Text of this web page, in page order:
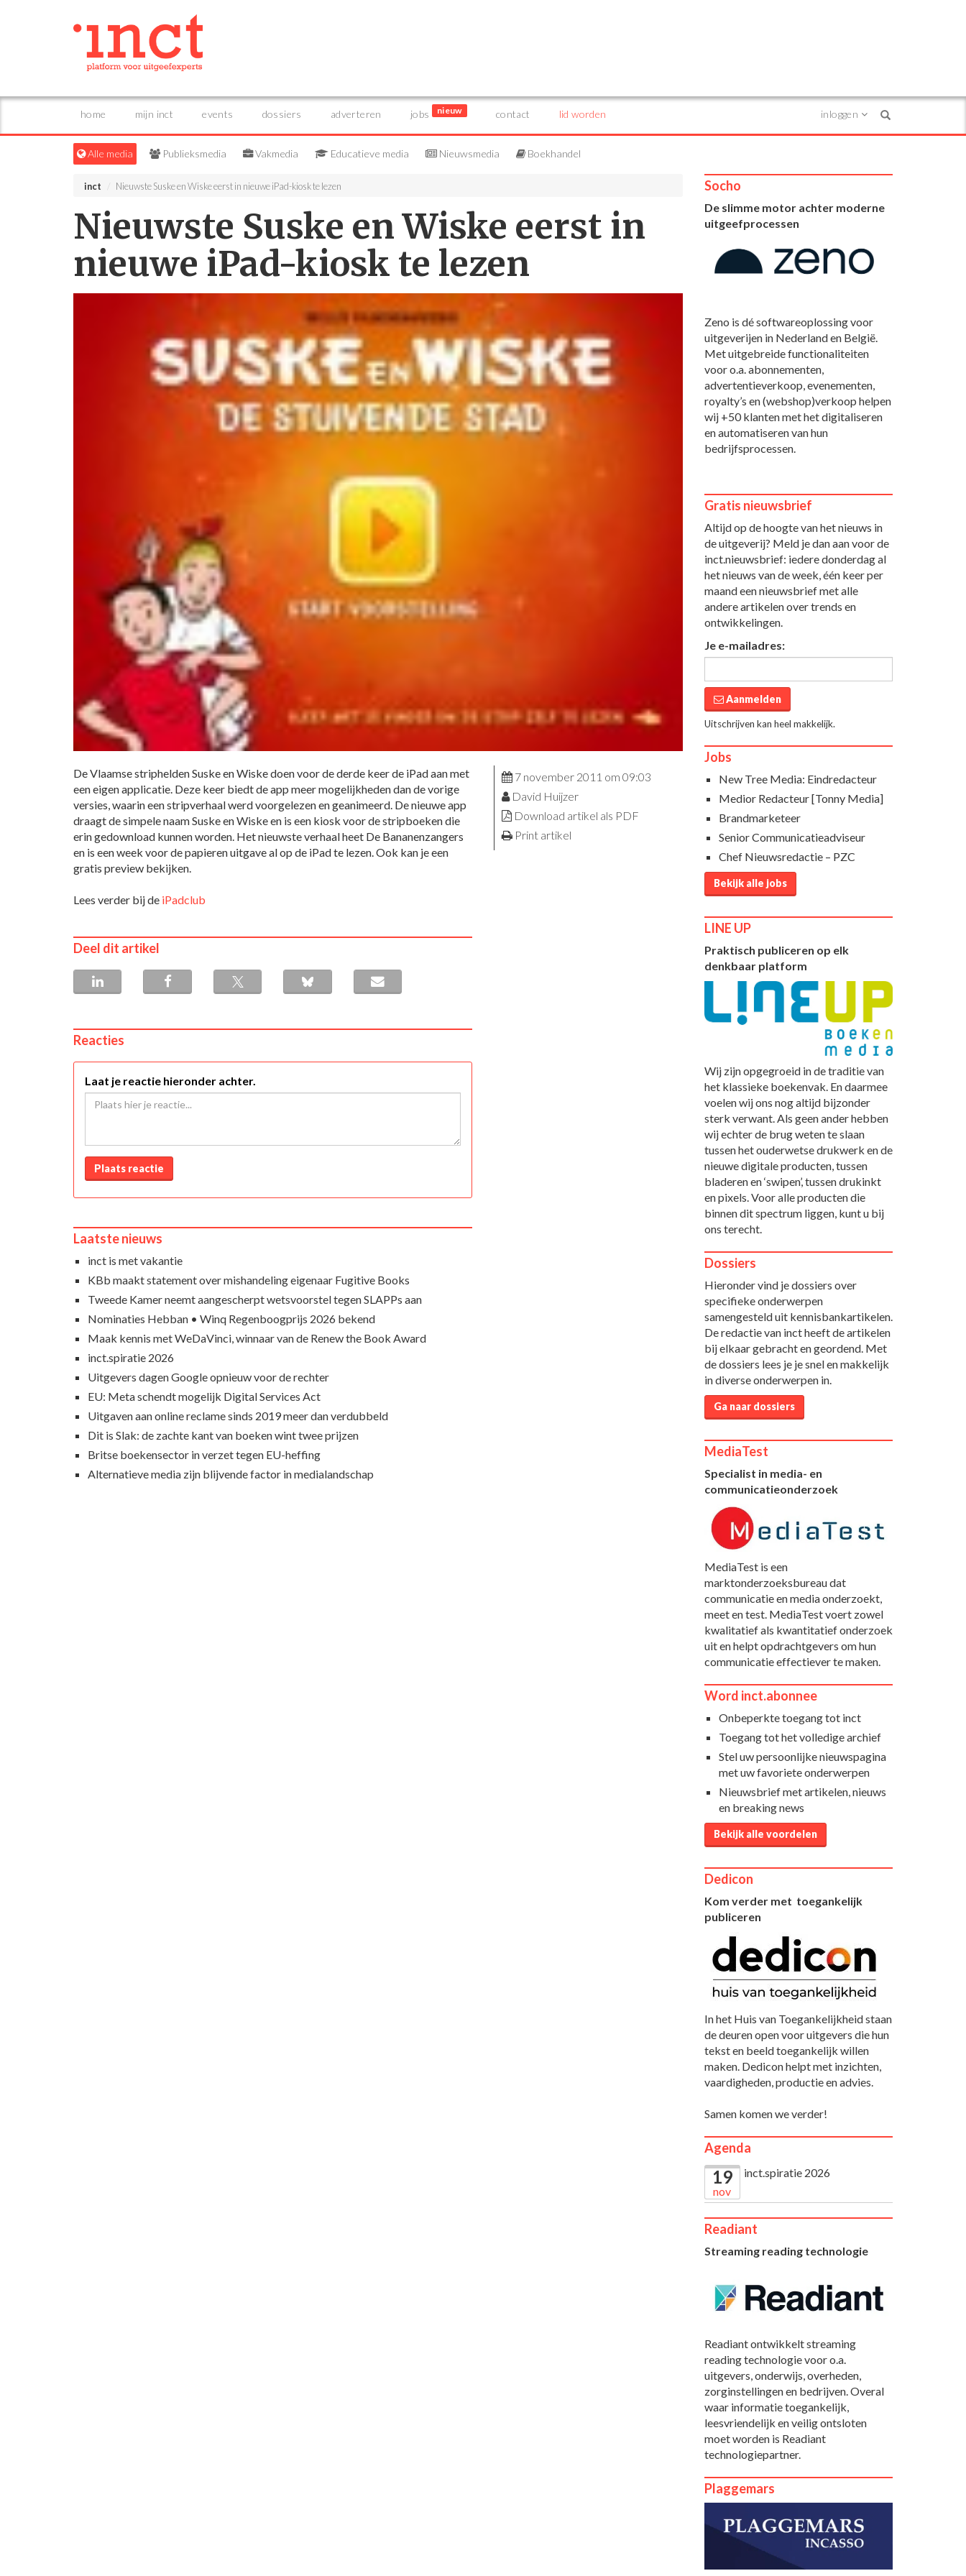
home mijn inct events dossiers adverteren jobs nieuw contact lid worden inloggen
Alle media Publieksmedia Vakmedia Educatieve media Nieuwsmedia Boekhandel
inct Nieuwste Suske en Wiske eerst in nieuwe iPad-kiosk te lezen
Nieuwste Suske en Wiske eerst in
nieuwe iPad-kiosk te lezen
De Vlaamse striphelden Suske en Wiske doen voor de derde keer de iPad aan met
een eigen applicatie. Deze keer biedt de app meer mogelijkheden dan de vorige
versies, waarin een stripverhaal werd voorgelezen en geanimeerd. De nieuwe app
draagt de simpele naam Suske en Wiske en is een kiosk voor de stripboeken die
erin gedownload kunnen worden. Het nieuwste verhaal heet De Bananenzangers
en is een week voor de papieren uitgave al op de iPad te lezen. Ook kan je een
gratis preview bekijken.
Lees verder bij de iPadclub
7 november 2011 om 09:03
David Huijzer
Download artikel als PDF
Print artikel
Deel dit artikel
Reacties
Laat je reactie hieronder achter.
Plaats reactie
Laatste nieuws
inct is met vakantie
KBb maakt statement over mishandeling eigenaar Fugitive Books
Tweede Kamer neemt aangescherpt wetsvoorstel tegen SLAPPs aan
Nominaties Hebban • Winq Regenboogprijs 2026 bekend
Maak kennis met WeDaVinci, winnaar van de Renew the Book Award
inct.spiratie 2026
Uitgevers dagen Google opnieuw voor de rechter
EU: Meta schendt mogelijk Digital Services Act
Uitgaven aan online reclame sinds 2019 meer dan verdubbeld
Dit is Slak: de zachte kant van boeken wint twee prijzen
Britse boekensector in verzet tegen EU-heffing
Alternatieve media zijn blijvende factor in medialandschap
Socho
De slimme motor achter moderne
uitgeefprocessen
Zeno is dé softwareoplossing voor
uitgeverijen in Nederland en België.
Met uitgebreide functionaliteiten
voor o.a. abonnementen,
advertentieverkoop, evenementen,
royalty’s en (webshop)verkoop helpen
wij +50 klanten met het digitaliseren
en automatiseren van hun
bedrijfsprocessen.
Gratis nieuwsbrief
Altijd op de hoogte van het nieuws in
de uitgeverij? Meld je dan aan voor de
inct.nieuwsbrief: iedere donderdag al
het nieuws van de week, één keer per
maand een nieuwsbrief met alle
andere artikelen over trends en
ontwikkelingen.
Je e-mailadres:
Aanmelden
Uitschrijven kan heel makkelijk.
Jobs
New Tree Media: Eindredacteur
Medior Redacteur [Tonny Media]
Brandmarketeer
Senior Communicatieadviseur
Chef Nieuwsredactie – PZC
Bekijk alle jobs
LINE UP
Praktisch publiceren op elk
denkbaar platform
Wij zijn opgegroeid in de traditie van
het klassieke boekenvak. En daarmee
voelen wij ons nog altijd bijzonder
sterk verwant. Als geen ander hebben
wij echter de brug weten te slaan
tussen het ouderwetse drukwerk en de
nieuwe digitale producten, tussen
bladeren en ‘swipen’, tussen drukinkt
en pixels. Voor alle producten die
binnen dit spectrum liggen, kunt u bij
ons terecht.
Dossiers
Hieronder vind je dossiers over
specifieke onderwerpen
samengesteld uit kennisbankartikelen.
De redactie van inct heeft de artikelen
bij elkaar gebracht en geordend. Met
de dossiers lees je je snel en makkelijk
in diverse onderwerpen in.
Ga naar dossiers
MediaTest
Specialist in media- en
communicatieonderzoek
MediaTest is een
marktonderzoeksbureau dat
communicatie en media onderzoekt,
meet en test. MediaTest voert zowel
kwalitatief als kwantitatief onderzoek
uit en helpt opdrachtgevers om hun
communicatie effectiever te maken.
Word inct.abonnee
Onbeperkte toegang tot inct
Toegang tot het volledige archief
Stel uw persoonlijke nieuwspagina
met uw favoriete onderwerpen
Nieuwsbrief met artikelen, nieuws
en breaking news
Bekijk alle voordelen
Dedicon
Kom verder met toegankelijk
publiceren
In het Huis van Toegankelijkheid staan
de deuren open voor uitgevers die hun
tekst en beeld toegankelijk willen
maken. Dedicon helpt met inzichten,
vaardigheden, productie en advies.
Samen komen we verder!
Agenda
19
nov
inct.spiratie 2026
Readiant
Streaming reading technologie
Readiant ontwikkelt streaming
reading technologie voor o.a.
uitgevers, onderwijs, overheden,
zorginstellingen en bedrijven. Overal
waar informatie toegankelijk,
leesvriendelijk en veilig ontsloten
moet worden is Readiant
technologiepartner.
Plaggemars